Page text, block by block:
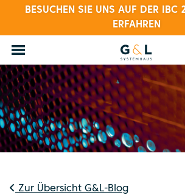
BESUCHEN SIE UNS AUF DER
ERFAHREN
Zur Übersicht G&L-Blog